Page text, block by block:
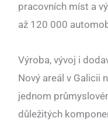
pracovních míst a
až 120 000
Výroba, vývoj i
Nový areál v Galicii
jednom
důležitých